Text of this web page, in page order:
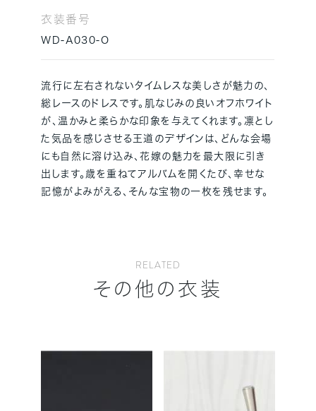
衣装番号
WD-A030-O
流行に左右されないタイムレスな美しさが魅力の、
総レースのドレスです。肌なじみの良いオフホワイト
が、温かみと柔らかな印象を与えてくれます。凛とし
た気品を感じさせる王道のデザインは、どんな会場
にも自然に溶け込み、花嫁の魅力を最大限に引き
出します。歳を重ねてアルバムを開くたび、幸せな
記憶がよみがえる、そんな宝物の一枚を残せます。
RELATED
その他の衣装